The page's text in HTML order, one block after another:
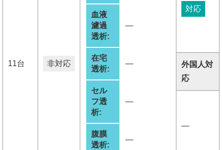
11台 非対応
血液
濾過
透析:
―
在宅
透析:
―
セル
フ透
析:
―
腹膜
透析:
―
対応
外国人対
応
―